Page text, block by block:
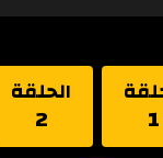
1
الحلقة
2